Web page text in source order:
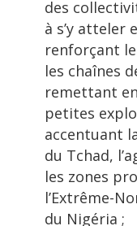
des
à s’y atteler
renforçant
les chaînes
remettant
petites
accentuant
du Tchad,
les zones
l’Extrême-
du Nigéria ;